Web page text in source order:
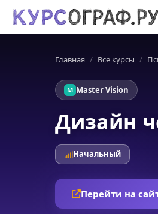
Главная Все курсы
M Master Vision
Дизайн
Начальный
Перейти на